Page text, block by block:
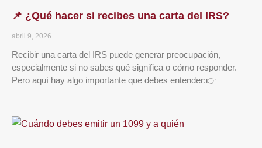
📌 ¿Qué hacer si recibes una carta del IRS?
abril 9, 2026
Recibir una carta del IRS puede generar preocupación,
especialmente si no sabes qué significa o cómo responder.
Pero aquí hay algo importante que debes entender:👉